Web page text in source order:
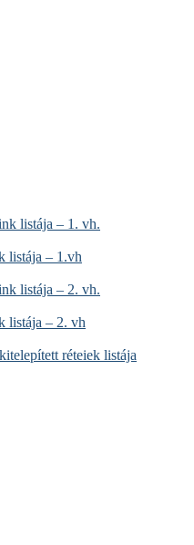
listája – 1. vh.
listája – 1.vh
listája – 2. vh.
listája – 2. vh
réteiek listája